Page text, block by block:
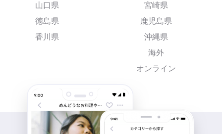
山口県
徳島県
香川県
宮崎県
鹿児島県
沖縄県
海外
オンライン